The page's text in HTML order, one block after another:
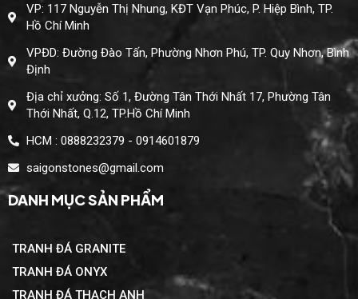
VP: 117 Nguyễn Thị Nhung, KĐT Vạn Phúc, P. Hiệp Bình, TP.
Hồ Chí Minh
VPĐD: Đường Đào Tấn, Phường Nhơn Phú, TP. Quy Nhơn, Bình
Định
Địa chỉ xưởng: Số 1, Đường Tân Thới Nhất 17, Phường Tân
Thới Nhất, Q.12, TP.Hồ Chí Minh
HCM : 0888232379 - 0914601879
saigonstones@gmail.com
DANH MỤC SẢN PHẨM
TRANH ĐÁ GRANITE
TRANH ĐÁ ONYX
TRANH ĐÁ THẠCH ANH